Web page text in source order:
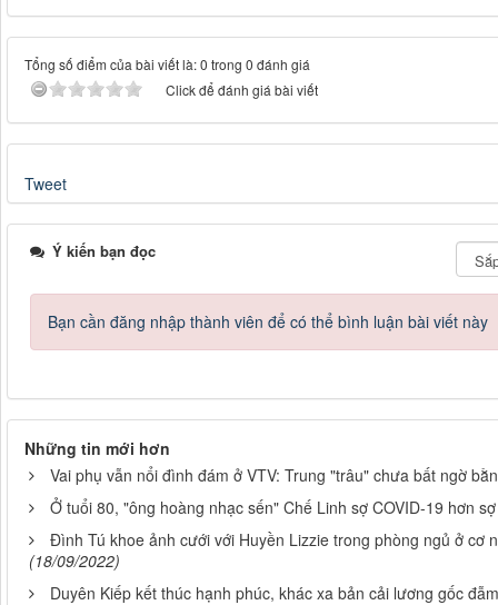
Tổng số điểm của bài viết là: 0 trong 0 đánh giá
Click để đánh giá bài viết
Tweet
Ý kiến bạn đọc
Bạn cần đăng nhập thành viên để có thể bình luận bài viết này
Những tin mới hơn
Vai phụ vẫn nổi đình đám ở VTV: Trung "trâu" chưa bất ngờ
Ở tuổi 80, "ông hoàng nhạc sến" Chế Linh sợ COVID-19 hơn
Đình Tú khoe ảnh cưới với Huyền Lizzie trong phòng ngủ ở cơ
(18/09/2022)
Duyên Kiếp kết thúc hạnh phúc, khác xa bản cải lương gốc